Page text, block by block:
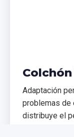
Adaptación
problemas de
distribuye el